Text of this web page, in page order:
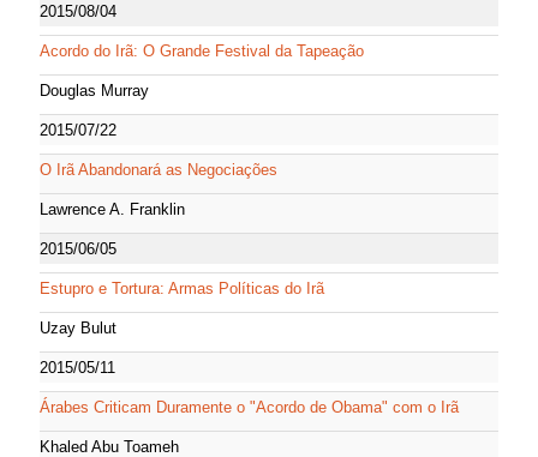
2015/08/04
Acordo do Irã: O Grande Festival da Tapeação
Douglas Murray
2015/07/22
O Irã Abandonará as Negociações
Lawrence A. Franklin
2015/06/05
Estupro e Tortura: Armas Políticas do Irã
Uzay Bulut
2015/05/11
Árabes Criticam Duramente o "Acordo de Obama" com o Irã
Khaled Abu Toameh